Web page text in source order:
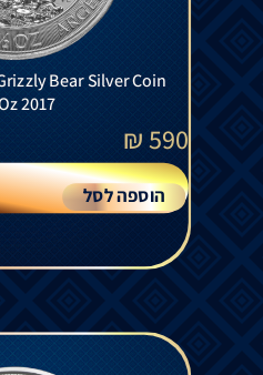
Bear Silver Coin
2017
590
₪
הוספה לסל